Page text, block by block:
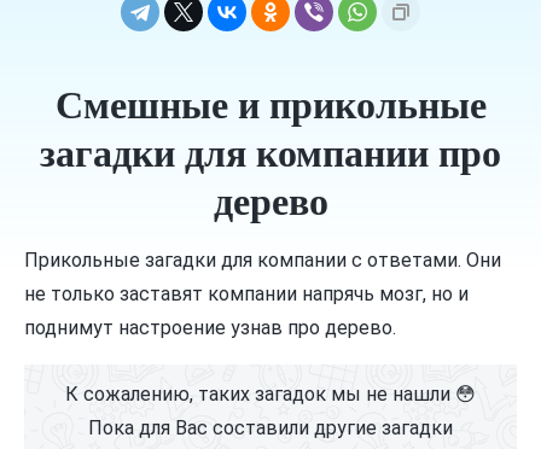
Смешные и прикольные
загадки для компании про
дерево
Прикольные загадки для компании с ответами. Они
не только заставят компании напрячь мозг, но и
поднимут настроение узнав про дерево.
К сожалению, таких загадок мы не нашли 😳
Пока для Вас составили другие загадки